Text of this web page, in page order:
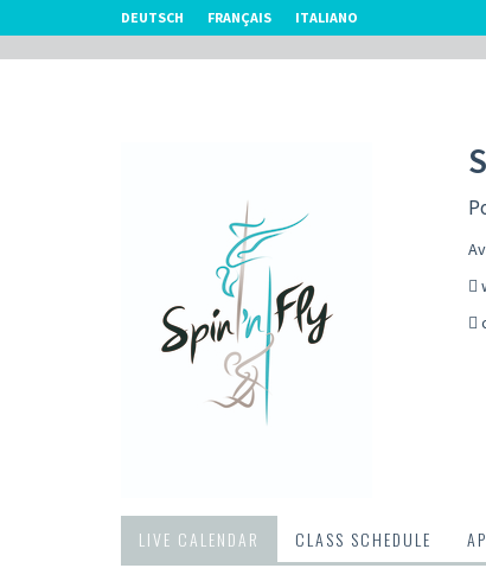
DEUTSCH FRANÇAIS ITALIANO
LIVE CALENDAR CLASS SCHEDULE